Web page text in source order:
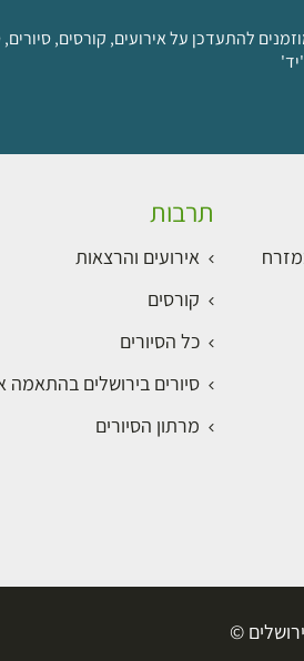
להתעדכן על אירועים, קורסים,
תרבות
אירועים והרצאות
קורסים
כל הסיורים
סיורים בירושלים בהתאמה
מרתון הסיורים
©